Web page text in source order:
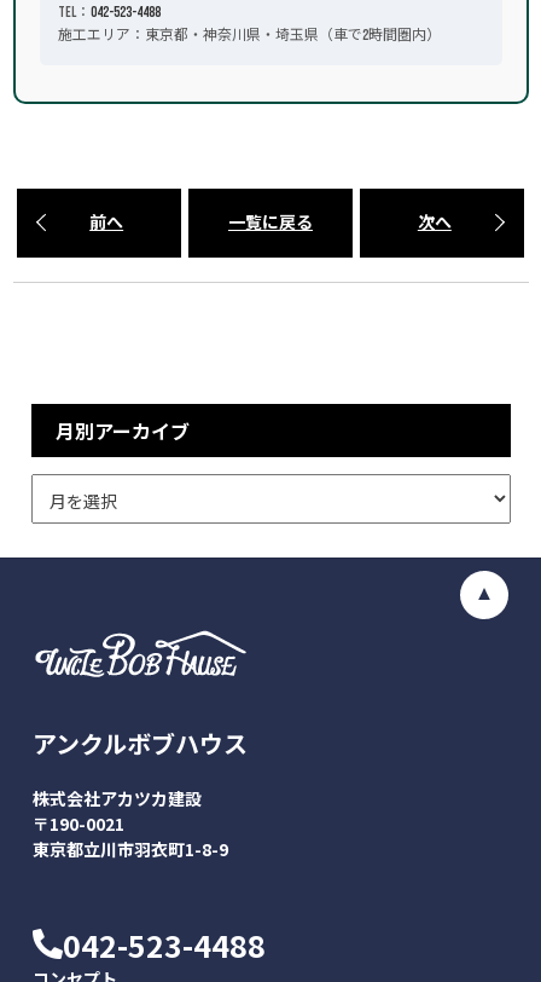
TEL： 042-523-4488
施工エリア：東京都・神奈川県・埼玉県（車で2時間圏内）
前へ 一覧に戻る 次へ
月別アーカイブ
アンクルボブハウス
株式会社アカツカ建設
〒190-0021
東京都立川市羽衣町1-8-9
042-523-4488